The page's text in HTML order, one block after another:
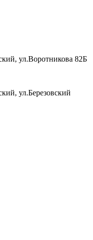
ул.Воротникова 82Б
ул.Березовский